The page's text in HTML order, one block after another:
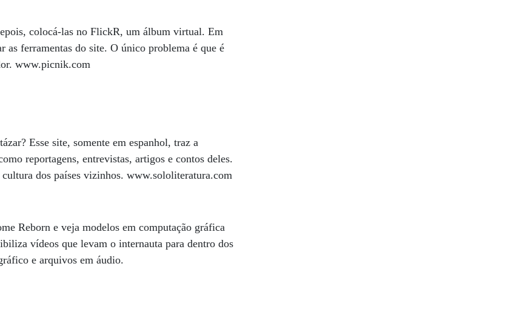
colocá-las no FlickR, um álbum virtual. Em
as ferramentas do site. O único problema é que é
www.picnik.com
Esse site, somente em espanhol, traz a
reportagens, entrevistas, artigos e contos deles.
dos países vizinhos. www.sololiteratura.com
Reborn e veja modelos em computação gráfica
vídeos que levam o internauta para dentro dos
e arquivos em áudio.